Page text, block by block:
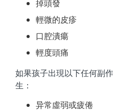
掉頭發
輕微的皮疹
口腔潰瘍
輕度頭痛
如果孩子出現以下任何副
生：
异常虛弱或疲倦